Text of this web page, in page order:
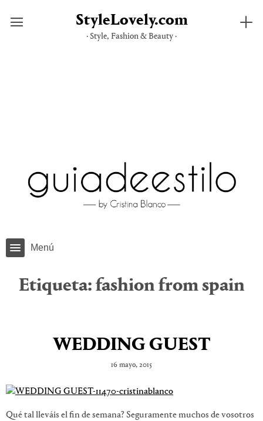
StyleLovely.com
· Style, Fashion & Beauty ·
Menú
Etiqueta:fashion from spain
WEDDING GUEST
16 mayo, 2015
Qué tal lleváis el fin de semana? Seguramente muchos de vosotros